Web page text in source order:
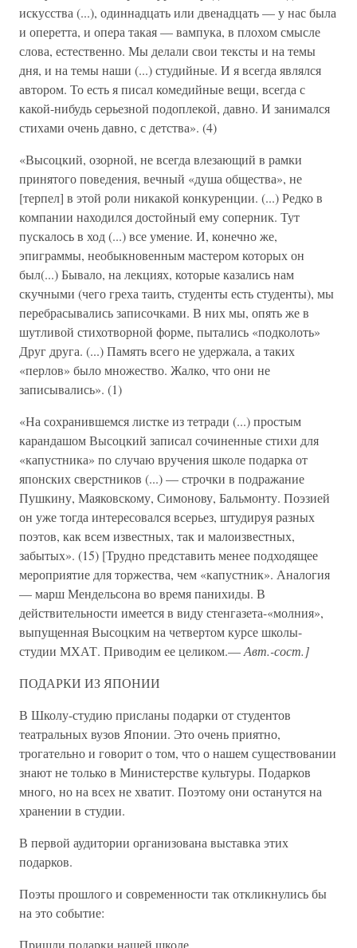
искусства (...), одиннадцать или двенадцать — у нас была
и оперетта, и опера такая — вампука, в плохом смысле
слова, естественно. Мы делали свои тексты и на темы
дня, и на темы наши (...) студийные. И я всегда являлся
автором. То есть я писал комедийные вещи, всегда с
какой-нибудь серьезной подоплекой, давно. И занимался
стихами очень давно, с детства». (4)
«Высоцкий, озорной, не всегда влезающий в рамки
принятого поведения, вечный «душа общества», не
[терпел] в этой роли никакой конкуренции. (...) Редко в
компании находился достойный ему соперник. Тут
пускалось в ход (...) все умение. И, конечно же,
эпиграммы, необыкновенным мастером которых он
был(...) Бывало, на лекциях, которые казались нам
скучными (чего греха таить, студенты есть студенты), мы
перебрасывались записочками. В них мы, опять же в
шутливой стихотворной форме, пытались «подколоть»
Друг друга. (...) Память всего не удержала, а таких
«перлов» было множество. Жалко, что они не
записывались». (1)
«На сохранившемся листке из тетради (...) простым
карандашом Высоцкий записал сочиненные стихи для
«капустника» по случаю вручения школе подарка от
японских сверстников (...) — строчки в подражание
Пушкину, Маяковскому, Симонову, Бальмонту. Поэзией
он уже тогда интересовался всерьез, штудируя разных
поэтов, как всем известных, так и малоизвестных,
забытых». (15) [Трудно представить менее подходящее
мероприятие для торжества, чем «капустник». Аналогия
— марш Мендельсона во время панихиды. В
действительности имеется в виду стенгазета-«молния»,
выпущенная Высоцким на четвертом курсе школы-
студии МХАТ. Приводим ее целиком.—Авт.-сост.]
ПОДАРКИ ИЗ ЯПОНИИ
В Школу-студию присланы подарки от студентов
театральных вузов Японии. Это очень приятно,
трогательно и говорит о том, что о нашем существовании
знают не только в Министерстве культуры. Подарков
много, но на всех не хватит. Поэтому они останутся на
хранении в студии.
В первой аудитории организована выставка этих
подарков.
Поэты прошлого и современности так откликнулись бы
на это событие: